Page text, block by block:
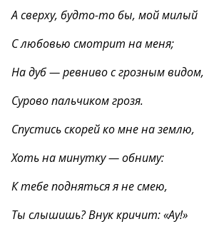
А сверху, будто-то бы, мой милый
С любовью смотрит на меня;
На дуб — ревниво с грозным видом,
Сурово пальчиком грозя.
Спустись скорей ко мне на землю,
Хоть на минутку — обниму:
К тебе подняться я не смею,
Ты слышишь? Внук кричит: «Ау!»